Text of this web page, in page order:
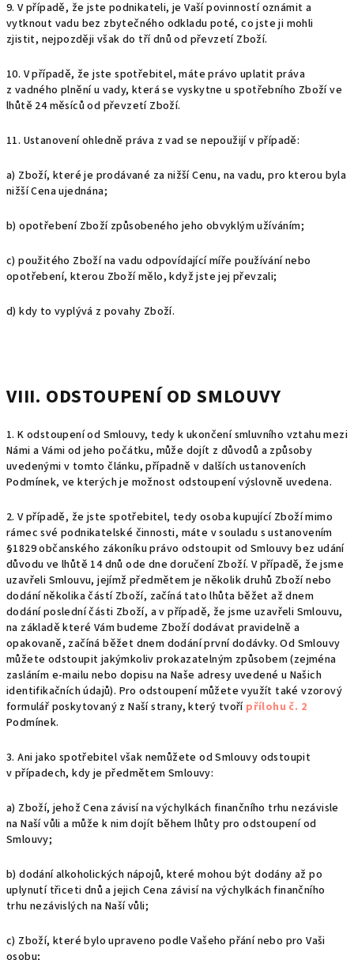
9. V případě, že jste podnikateli, je Vaší povinností oznámit a
vytknout vadu bez zbytečného odkladu poté, co jste ji mohli
zjistit, nejpozději však do tří dnů od převzetí Zboží.
10. V případě, že jste spotřebitel, máte právo uplatit práva
z vadného plnění u vady, která se vyskytne u spotřebního Zboží ve
lhůtě 24 měsíců od převzetí Zboží.
11. Ustanovení ohledně práva z vad se nepoužijí v případě:
a) Zboží, které je prodávané za nižší Cenu, na vadu, pro kterou byla
nižší Cena ujednána;
b) opotřebení Zboží způsobeného jeho obvyklým užíváním;
c) použitého Zboží na vadu odpovídající míře používání nebo
opotřebení, kterou Zboží mělo, když jste jej převzali;
d) kdy to vyplývá z povahy Zboží.
VIII. ODSTOUPENÍ OD SMLOUVY
1. K odstoupení od Smlouvy, tedy k ukončení smluvního vztahu mezi
Námi a Vámi od jeho počátku, může dojít z důvodů a způsoby
uvedenými v tomto článku, případně v dalších ustanoveních
Podmínek, ve kterých je možnost odstoupení výslovně uvedena.
2.V případě, že jste spotřebitel, tedy osoba kupující Zboží mimo
rámec své podnikatelské činnosti, máte v souladu s ustanovením
§1829 občanského zákoníku právo odstoupit od Smlouvy bez udání
důvodu ve lhůtě 14 dnů ode dne doručení Zboží. V případě, že jsme
uzavřeli Smlouvu, jejímž předmětem je několik druhů Zboží nebo
dodání několika částí Zboží, začíná tato lhůta běžet až dnem
dodání poslední části Zboží, a v případě, že jsme uzavřeli Smlouvu,
na základě které Vám budeme Zboží dodávat pravidelně a
opakovaně, začíná běžet dnem dodání první dodávky. Od Smlouvy
můžete odstoupit jakýmkoliv prokazatelným způsobem (zejména
zasláním e-mailu nebo dopisu na Naše adresy uvedené u Našich
identifikačních údajů). Pro odstoupení můžete využít také vzorový
formulář poskytovaný z Naší strany, který tvoří přílohu č. 2
Podmínek.
3. Ani jako spotřebitel však nemůžete od Smlouvy odstoupit
v případech, kdy je předmětem Smlouvy:
a) Zboží, jehož Cena závisí na výchylkách finančního trhu nezávisle
na Naší vůli a může k nim dojít během lhůty pro odstoupení od
Smlouvy;
b) dodání alkoholických nápojů, které mohou být dodány až po
uplynutí třiceti dnů a jejich Cena závisí na výchylkách finančního
trhu nezávislých na Naší vůli;
c) Zboží, které bylo upraveno podle Vašeho přání nebo pro Vaši
osobu;